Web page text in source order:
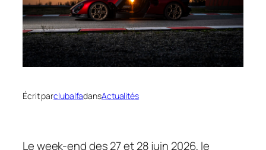
Écrit parclubalfadansActualités
Le week-end des 27 et 28 juin 2026, le